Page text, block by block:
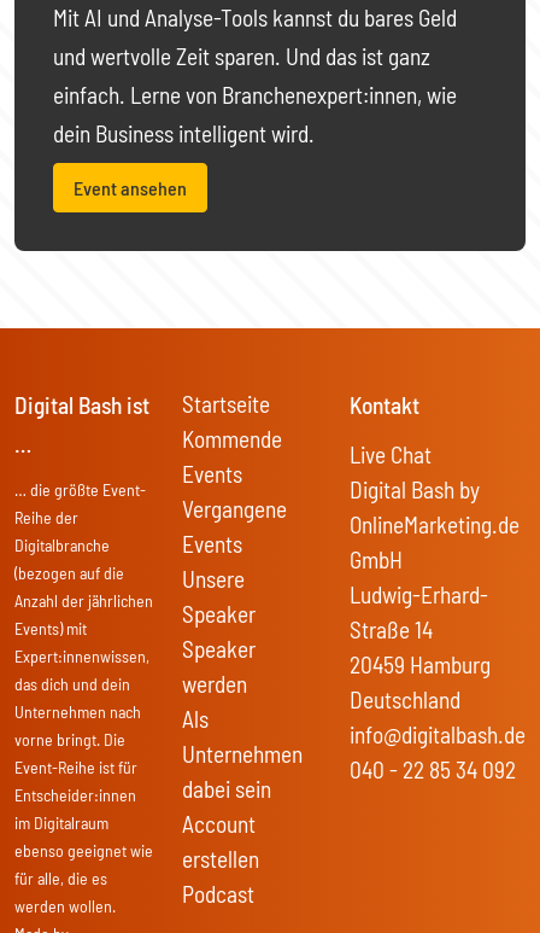
Mit AI und Analyse-Tools kannst du bares Geld
und wertvolle Zeit sparen. Und das ist ganz
einfach. Lerne von Branchenexpert:innen, wie
dein Business intelligent wird.
Event ansehen
Digital Bash ist
…
… die größte Event-
Reihe der
Digitalbranche
(bezogen auf die
Anzahl der jährlichen
Events) mit
Expert:innenwissen,
das dich und dein
Unternehmen nach
vorne bringt. Die
Event-Reihe ist für
Entscheider:innen
im Digitalraum
ebenso geeignet wie
für alle, die es
werden wollen.
Startseite
Kommende
Events
Vergangene
Events
Unsere
Speaker
Speaker
werden
Als
Unternehmen
dabei sein
Account
erstellen
Podcast
Kontakt
Live Chat
Digital Bash by
OnlineMarketing.de
GmbH
Ludwig-Erhard-
Straße 14
20459 Hamburg
Deutschland
info@digitalbash.de
040 - 22 85 34 092